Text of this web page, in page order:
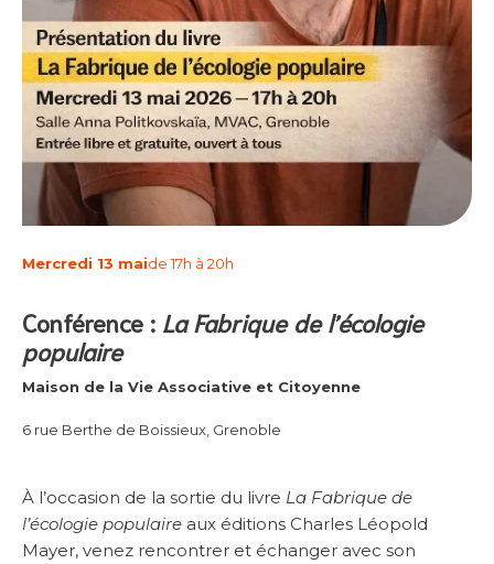
Mercredi 13 maide 17h à 20h
Conférence : La Fabrique de l’écologie
populaire
Maison de la Vie Associative et Citoyenne
6 rue Berthe de Boissieux, Grenoble
À l’occasion de la sortie du livre La Fabrique de
l’écologie populaire aux éditions Charles Léopold
Mayer, venez rencontrer et échanger avec son